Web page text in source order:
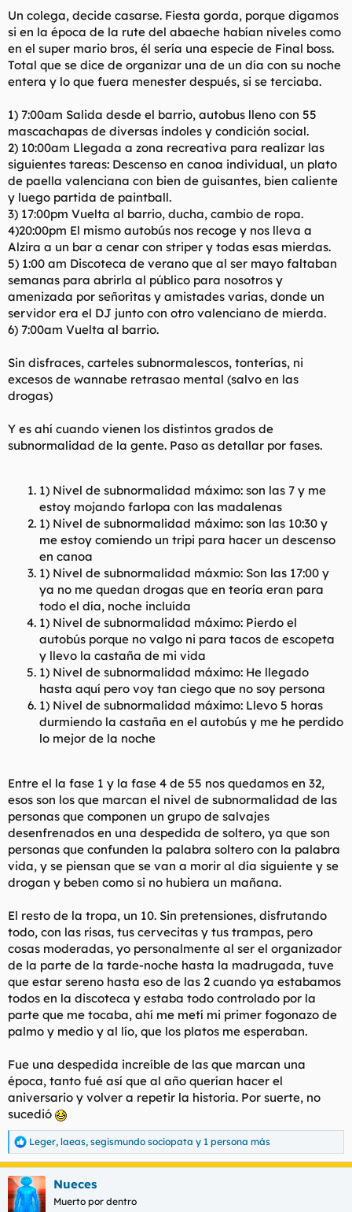
Un colega, decide casarse. Fiesta gorda, porque digamos
si en la época de la rute del abaeche habían niveles como
en el super mario bros, él sería una especie de Final boss.
Total que se dice de organizar una de un día con su noche
entera y lo que fuera menester después, si se terciaba.
1) 7:00am Salida desde el barrio, autobus lleno con 55
mascachapas de diversas índoles y condición social.
2) 10:00am Llegada a zona recreativa para realizar las
siguientes tareas: Descenso en canoa individual, un plato
de paella valenciana con bien de guisantes, bien caliente
y luego partida de paintball.
3) 17:00pm Vuelta al barrio, ducha, cambio de ropa.
4)20:00pm El mismo autobús nos recoge y nos lleva a
Alzira a un bar a cenar con striper y todas esas mierdas.
5) 1:00 am Discoteca de verano que al ser mayo faltaban
semanas para abrirla al público para nosotros y
amenizada por señoritas y amistades varias, donde un
servidor era el DJ junto con otro valenciano de mierda.
6) 7:00am Vuelta al barrio.
Sin disfraces, carteles subnormalescos, tonterías, ni
excesos de wannabe retrasao mental (salvo en las
drogas)
Y es ahí cuando vienen los distintos grados de
subnormalidad de la gente. Paso as detallar por fases.
1) Nivel de subnormalidad máximo: son las 7 y me
estoy mojando farlopa con las madalenas
1) Nivel de subnormalidad máximo: son las 10:30 y
me estoy comiendo un tripi para hacer un descenso
en canoa
1) Nivel de subnormalidad máxmio: Son las 17:00 y
ya no me quedan drogas que en teoría eran para
todo el día, noche incluída
1) Nivel de subnormalidad máximo: Pierdo el
autobús porque no valgo ni para tacos de escopeta
y llevo la castaña de mi vida
1) Nivel de subnormalidad máximo: He llegado
hasta aquí pero voy tan ciego que no soy persona
1) Nivel de subnormalidad máximo: Llevo 5 horas
durmiendo la castaña en el autobús y me he perdido
lo mejor de la noche
Entre el la fase 1 y la fase 4 de 55 nos quedamos en 32,
esos son los que marcan el nivel de subnormalidad de las
personas que componen un grupo de salvajes
desenfrenados en una despedida de soltero, ya que son
personas que confunden la palabra soltero con la palabra
vida, y se piensan que se van a morir al día siguiente y se
drogan y beben como si no hubiera un mañana.
El resto de la tropa, un 10. Sin pretensiones, disfrutando
todo, con las risas, tus cervecitas y tus trampas, pero
cosas moderadas, yo personalmente al ser el organizador
de la parte de la tarde-noche hasta la madrugada, tuve
que estar sereno hasta eso de las 2 cuando ya estabamos
todos en la discoteca y estaba todo controlado por la
parte que me tocaba, ahí me metí mi primer fogonazo de
palmo y medio y al lío, que los platos me esperaban.
Fue una despedida increíble de las que marcan una
época, tanto fué así que al año querían hacer el
aniversario y volver a repetir la historia. Por suerte, no
sucedió
R
e
a
c
c
i
Leger, laeas, segismundo sociopata y 1 persona más
Nueces
Muerto por dentro